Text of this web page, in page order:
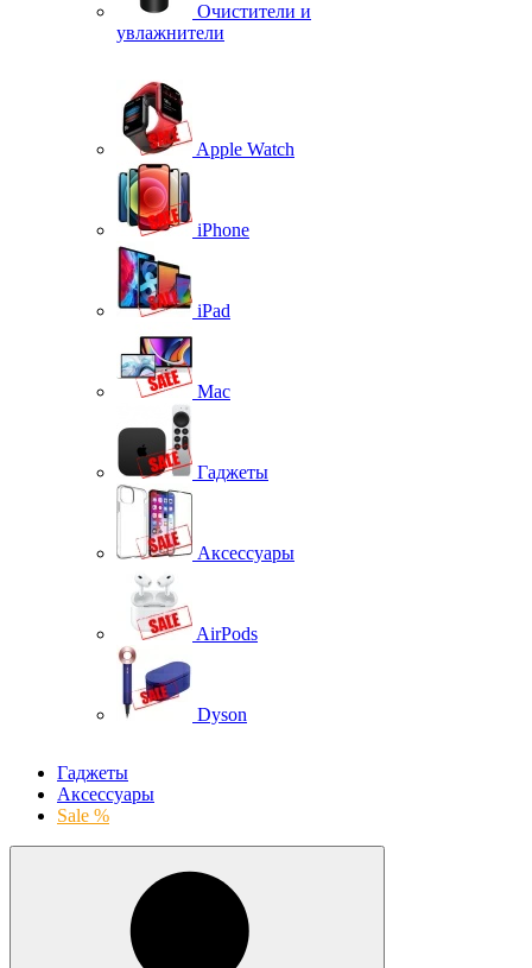
Очистители и
увлажнители
Apple Watch
iPhone
iPad
Mac
Гаджеты
Аксессуары
AirPods
Dyson
Гаджеты
Аксессуары
Sale %